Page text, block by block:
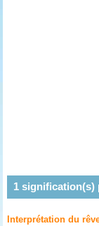
1signification(s)
Interprétation du